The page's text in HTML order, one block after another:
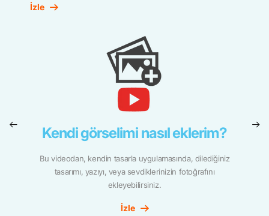
İzle
Kendi görselimi nasıl eklerim?
Bu videodan, kendin tasarla uygulamasında, dilediğiniz
tasarımı, yazıyı, veya sevdiklerinizin fotoğrafını
ekleyebilirsiniz.
İzle